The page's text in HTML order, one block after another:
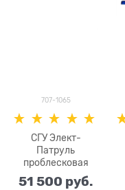
707-1065
СГУ Элект-
Патруль
проблесковая
51 500 руб.